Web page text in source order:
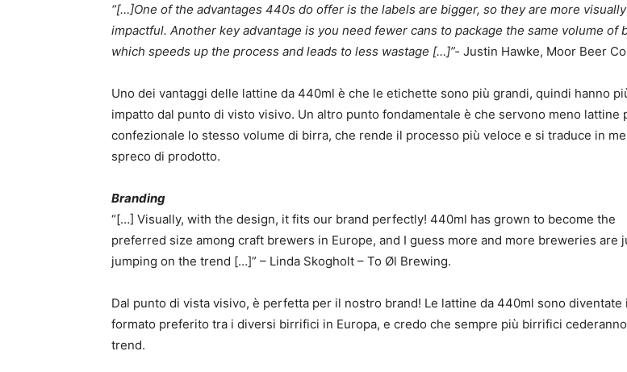
“[…]One of the advantages 440s do offer is the labels are bigger, so they are more visually
impactful. Another key advantage is you need fewer cans to package the same volume of
which speeds up the process and leads to less wastage […]”- Justin Hawke, Moor Beer
Uno dei vantaggi delle lattine da 440ml è che le etichette sono più grandi, quindi hanno
impatto dal punto di visto visivo. Un altro punto fondamentale è che servono meno lattine
confezionale lo stesso volume di birra, che rende il processo più veloce e si traduce in
spreco di prodotto.
Branding
“[…] Visually, with the design, it fits our brand perfectly! 440ml has grown to become the
preferred size among craft brewers in Europe, and I guess more and more breweries are
jumping on the trend […]” – Linda Skogholt – To Øl Brewing.
Dal punto di vista visivo, è perfetta per il nostro brand! Le lattine da 440ml sono diventate
formato preferito tra i diversi birrifici in Europa, e credo che sempre più birrifici
trend.